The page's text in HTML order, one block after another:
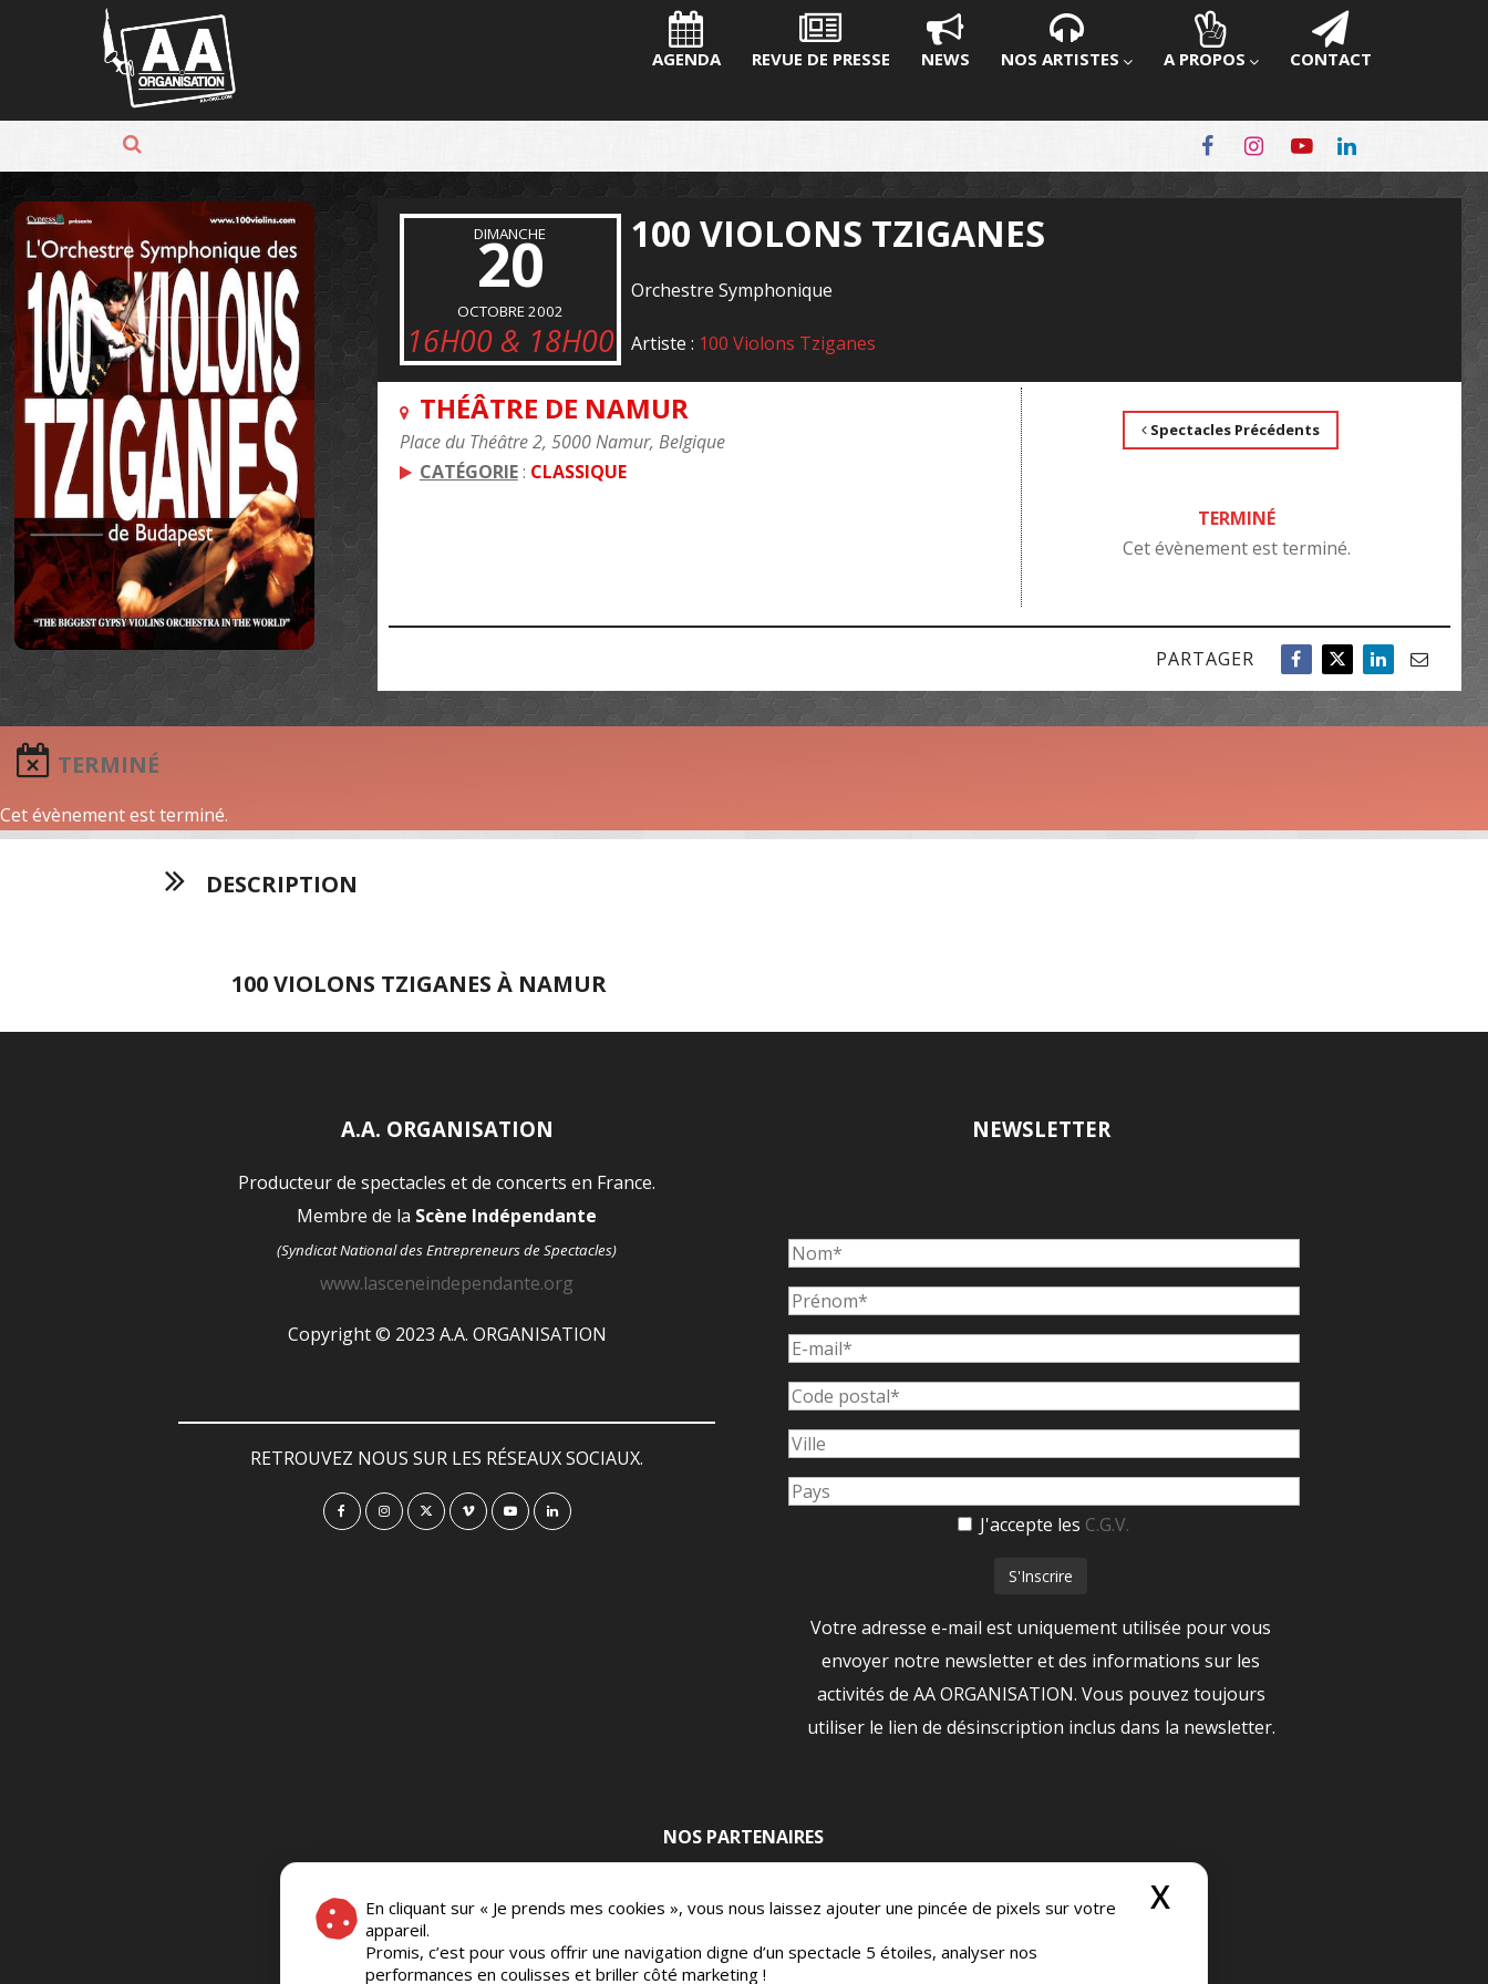
Panneau de gestion des cookies
En cliquant sur « Je prends mes cookies », vous nous laissez ajouter une pincée de pixels sur votre
appareil.
Promis, c’est pour vous offrir une navigation digne d’un spectacle 5 étoiles, analyser nos
performances en coulisses et briller côté marketing !
X
AGENDA REVUE DE PRESSE NEWS NOS ARTISTES A PROPOS CONTACT
DIMANCHE
20
OCTOBRE 2002
16H00 & 18H00
100 VIOLONS TZIGANES
Orchestre Symphonique
Artiste : 100 Violons Tziganes
THÉÂTRE DE NAMUR
Place du Théâtre 2, 5000 Namur, Belgique
CATÉGORIE: CLASSIQUE
Spectacles Précédents
TERMINÉ
Cet évènement est terminé.
PARTAGER
TERMINÉ
Cet évènement est terminé.
DESCRIPTION
100 VIOLONS TZIGANES À NAMUR
A.A. ORGANISATION
Producteur de spectacles et de concerts en France.
Membre de la Scène Indépendante
(Syndicat National des Entrepreneurs de Spectacles)
www.lasceneindependante.org
Copyright © 2023 A.A. ORGANISATION
RETROUVEZ NOUS SUR LES RÉSEAUX SOCIAUX.
NEWSLETTER
J'accepte les C.G.V.
Votre adresse e-mail est uniquement utilisée pour vous
envoyer notre newsletter et des informations sur les
activités de AA ORGANISATION. Vous pouvez toujours
utiliser le lien de désinscription inclus dans la newsletter.
NOS PARTENAIRES